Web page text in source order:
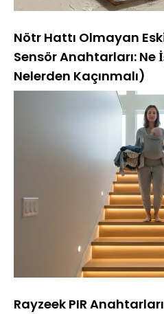
Nötr Hattı Olmayan
Sensör Anahtarları: Ne
Nelerden Kaçınmalı)
Rayzeek PIR